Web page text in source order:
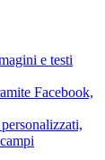
e testi
Facebook,